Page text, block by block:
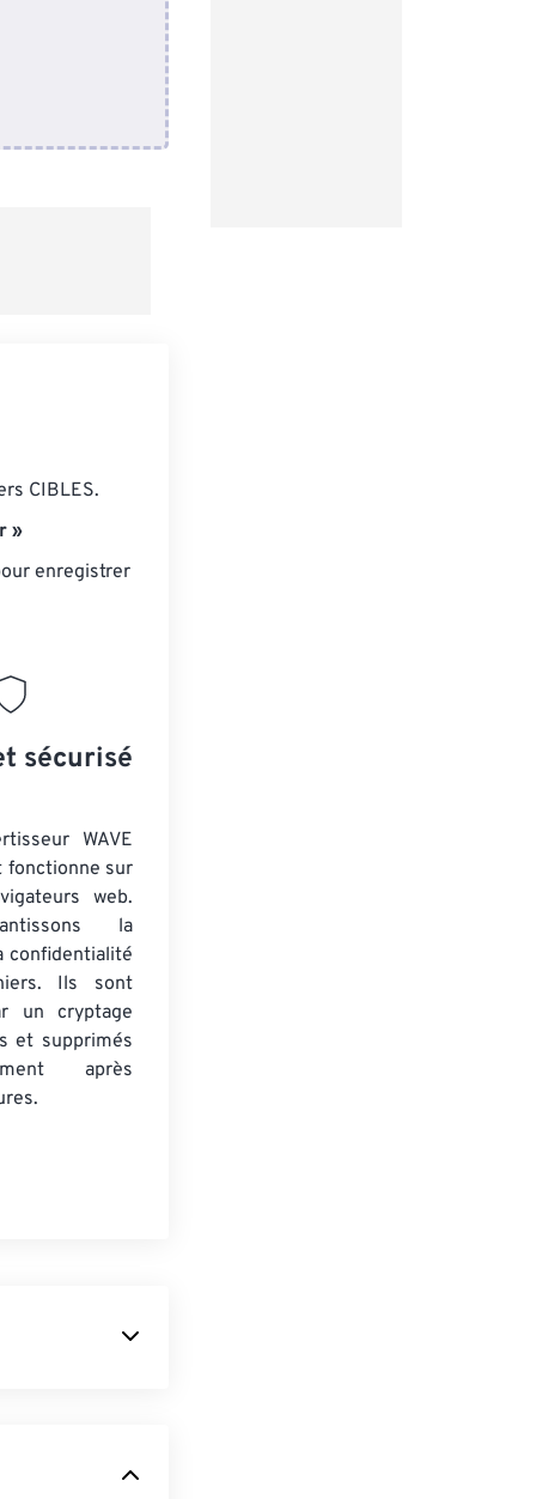
CIBLES.
»
enregistrer
sécurisé
WAVE
sur
web.
la
confidentialité
Ils sont
un cryptage
et supprimés
après
plus
utilisation